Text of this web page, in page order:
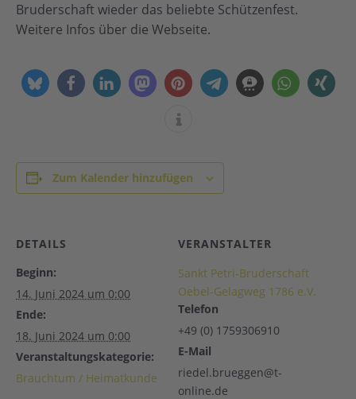
Bruderschaft wieder das beliebte Schützenfest.
Weitere Infos über die Webseite.
Zum Kalender hinzufügen
DETAILS
Beginn:
14. Juni 2024 um 0:00
Ende:
18. Juni 2024 um 0:00
Veranstaltungskategorie:
Brauchtum / Heimatkunde
VERANSTALTER
Sankt Petri-Bruderschaft
Oebel-Gelagweg 1786 e.V.
Telefon
+49 (0) 1759306910
E-Mail
riedel.brueggen@t-
online.de